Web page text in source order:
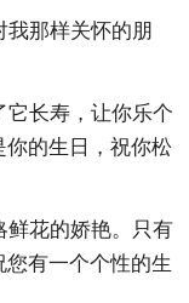
那样关怀的朋
它长寿，让你乐个
的生日，祝你松
鲜花的娇艳。只有
有一个个性的生